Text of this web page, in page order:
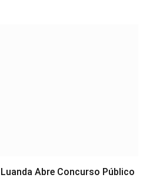
Abre Concurso Público